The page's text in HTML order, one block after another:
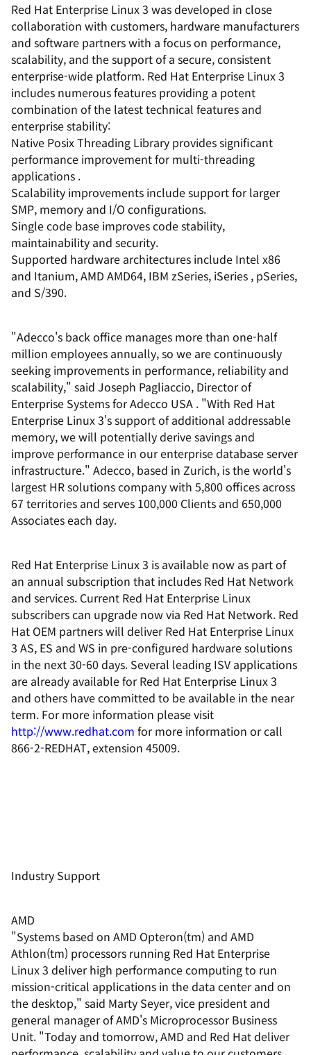
Red Hat Enterprise Linux 3 was developed in close
collaboration with customers, hardware manufacturers
and software partners with a focus on performance,
scalability, and the support of a secure, consistent
enterprise-wide platform. Red Hat Enterprise Linux 3
includes numerous features providing a potent
combination of the latest technical features and
enterprise stability:
Native Posix Threading Library provides significant
performance improvement for multi-threading
applications .
Scalability improvements include support for larger
SMP, memory and I/O configurations.
Single code base improves code stability,
maintainability and security.
Supported hardware architectures include Intel x86
and Itanium, AMD AMD64, IBM zSeries, iSeries , pSeries,
and S/390.
"Adecco's back office manages more than one-half
million employees annually, so we are continuously
seeking improvements in performance, reliability and
scalability," said Joseph Pagliaccio, Director of
Enterprise Systems for Adecco USA . "With Red Hat
Enterprise Linux 3's support of additional addressable
memory, we will potentially derive savings and
improve performance in our enterprise database server
infrastructure." Adecco, based in Zurich, is the world's
largest HR solutions company with 5,800 offices across
67 territories and serves 100,000 Clients and 650,000
Associates each day.
Red Hat Enterprise Linux 3 is available now as part of
an annual subscription that includes Red Hat Network
and services. Current Red Hat Enterprise Linux
subscribers can upgrade now via Red Hat Network. Red
Hat OEM partners will deliver Red Hat Enterprise Linux
3 AS, ES and WS in pre-configured hardware solutions
in the next 30-60 days. Several leading ISV applications
are already available for Red Hat Enterprise Linux 3
and others have committed to be available in the near
term. For more information please visit
http://www.redhat.com for more information or call
866-2-REDHAT, extension 45009.
Industry Support
AMD
"Systems based on AMD Opteron(tm) and AMD
Athlon(tm) processors running Red Hat Enterprise
Linux 3 deliver high performance computing to run
mission-critical applications in the data center and on
the desktop," said Marty Seyer, vice president and
general manager of AMD's Microprocessor Business
Unit. "Today and tomorrow, AMD and Red Hat deliver